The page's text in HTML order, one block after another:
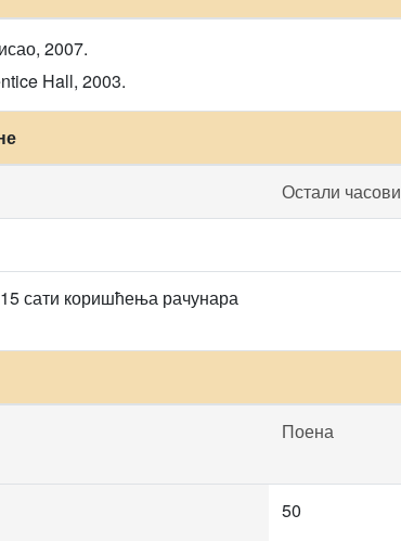
2007.
Hall, 2003.
Остали часови
сати коришћења рачунара
Поена
50